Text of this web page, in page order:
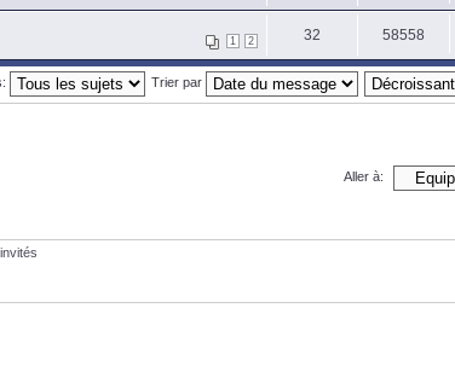
1 2 32 58558
Trier par
Aller à: